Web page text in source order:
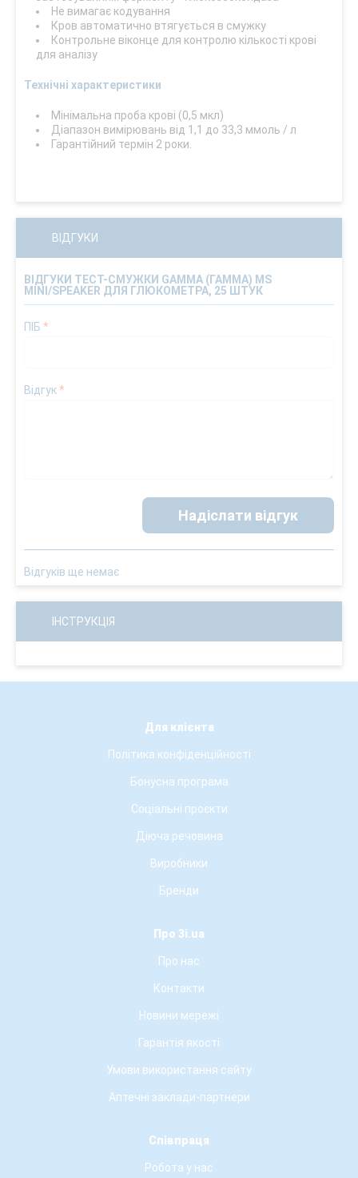
Не вимагає кодування
Кров автоматично втягується в смужку
Контрольне віконце для контролю кількості крові
для аналізу
Технічні характеристики
Мінімальна проба крові (0,5 мкл)
Діапазон вимірювань від 1,1 до 33,3 ммоль / л
Гарантійний термін 2 роки.
ВІДГУКИ
ВІДГУКИ ТЕСТ-СМУЖКИ GAMMA (ГАММА) MS
MINI/SPEAKER ДЛЯ ГЛЮКОМЕТРА, 25 ШТУК
ПІБ *
Відгук*
Надіслати відгук
Відгуків ще немає
ІНСТРУКЦІЯ
Для клієнта
Політика конфіденційності
Бонусна програма
Соціальні проєкти
Діюча речовина
Виробники
Бренди
Про 3i.ua
Про нас
Контакти
Новини мережі
Гарантія якості
Умови використання сайту
Аптечні заклади-партнери
Співпраця
Робота у нас